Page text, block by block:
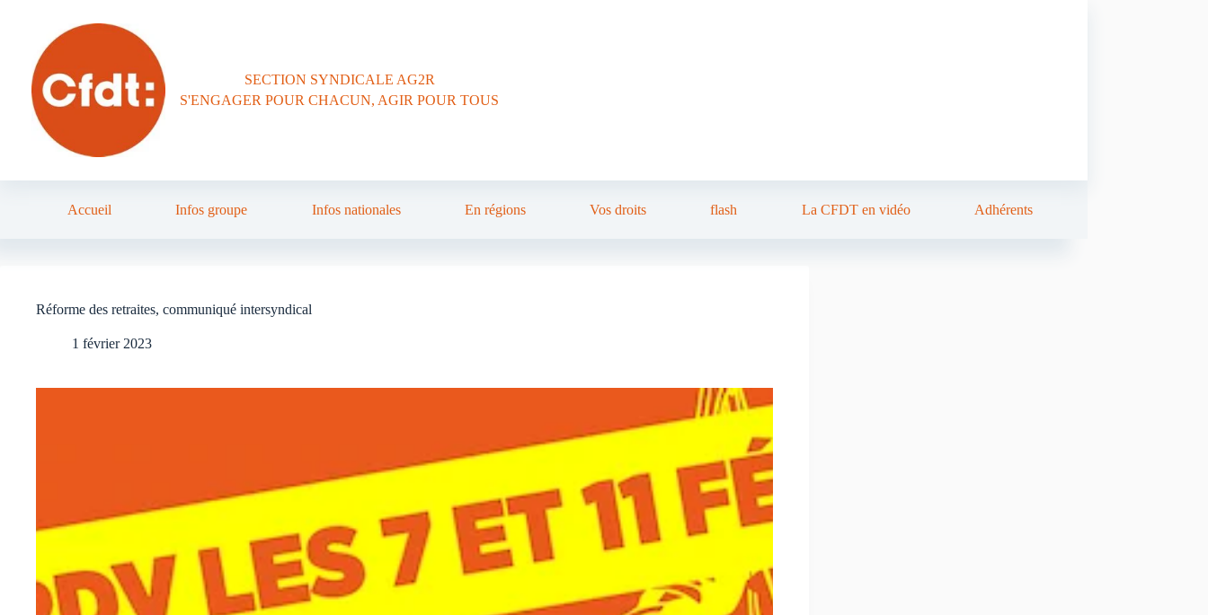
SECTION SYNDICALE AG2R
S'ENGAGER POUR CHACUN, AGIR POUR TOUS
Accueil Infos groupe Infos nationales En régions Vos droits flash La CFDT en vidéo Adhérents
Réforme des retraites, communiqué intersyndical
1 février 2023